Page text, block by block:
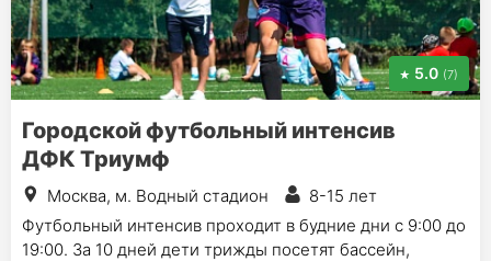
5.0 (7)
Городской футбольный интенсив
ДФК Триумф
Москва, м. Водный стадион
8-15 лет
Футбольный интенсив проходит в будние дни с 9:00 до
19:00. За 10 дней дети трижды посетят бассейн,